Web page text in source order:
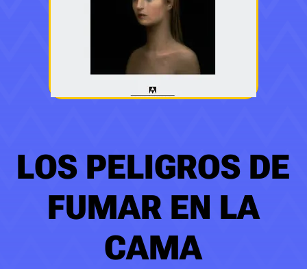
LOS PELIGROS DE
FUMAR EN LA
CAMA